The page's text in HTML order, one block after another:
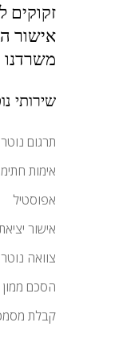
זקוקים
אישור
משרדנו
שירותי
תרגום
אימות
אפוסטיל
אישור
צוואה
הסכם ממון
קבלת